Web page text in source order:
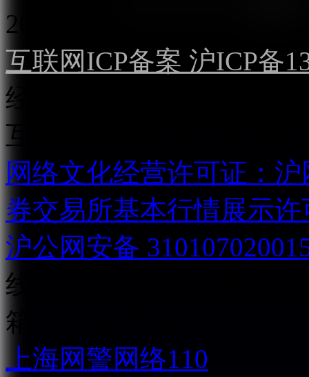
2022）
互联网ICP备案 沪ICP备
经营许可证（沪）字第
互联网直播服务企业备案
网络文化经营许可证：
券交易所基本行情展示许
沪公网安备
线：021-31268888
箱：
上海网警网络110